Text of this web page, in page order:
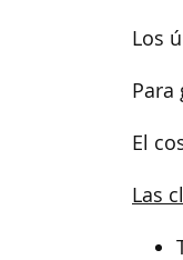
Los
Para
El
Las